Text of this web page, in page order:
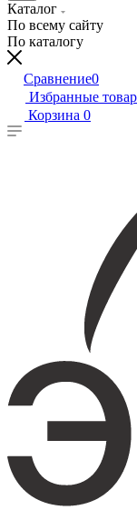
Каталог
По всему сайту
По каталогу
Сравнение0
Избранные
Корзина 0